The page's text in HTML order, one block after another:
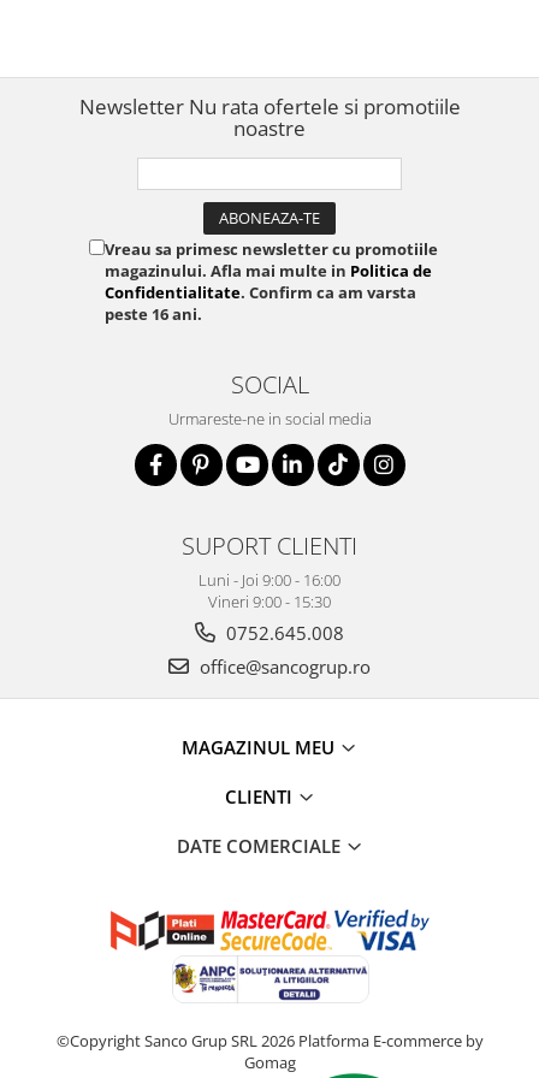
Newsletter Nu rata ofertele si promotiile
noastre
Vreau sa primesc newsletter cu promotiile
magazinului. Afla mai multe in Politica de
Confidentialitate. Confirm ca am varsta
peste 16 ani.
SOCIAL
Urmareste-ne in social media
SUPORT CLIENTI
Luni - Joi 9:00 - 16:00
Vineri 9:00 - 15:30
0752.645.008
office@sancogrup.ro
MAGAZINUL MEU
CLIENTI
DATE COMERCIALE
©Copyright Sanco Grup SRL 2026 Platforma E-commerce by
Gomag